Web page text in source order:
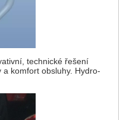
technické řešení
komfort obsluhy. Hydro-